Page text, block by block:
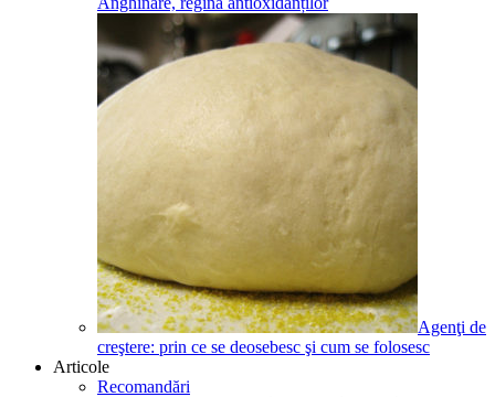
Agenţi de
creştere: prin ce se deosebesc şi cum se folosesc
Articole
Recomandări